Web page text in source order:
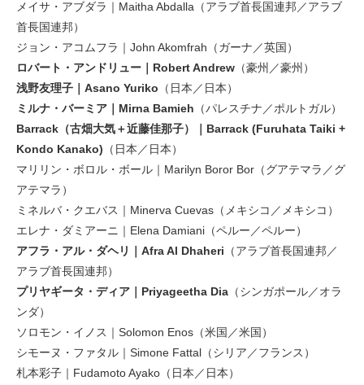
メイサ・アブダラ｜Maitha Abdalla（アラブ首長国連邦／アラブ
首長国連邦）
ジョン・アコムフラ｜John Akomfrah（ガーナ／英国）
ロバート・アンドリュー｜Robert Andrew （豪州／豪州）
浅野友理子｜Asano Yuriko （日本／日本）
ミルナ・バーミア｜Mirna Bamieh （パレスチナ／ポルトガル）
Barrack（古畑大気＋近藤佳那子）｜Barrack (Furuhata Taiki +
Kondo Kanako) （日本／日本）
マリリン・ボロル・ボール｜Marilyn Boror Bor（グアテマラ／グ
アテマラ）
ミネルバ・クエバス｜Minerva Cuevas（メキシコ／メキシコ）
エレナ・ダミアーニ｜Elena Damiani（ペルー／ペルー）
アフラ・アル・ダヘリ｜Afra Al Dhaheri （アラブ首長国連邦／
アラブ首長国連邦）
プリヤギータ・ディア｜Priyageetha Dia （シンガポール／オラ
ンダ）
ソロモン・イノス｜Solomon Enos（米国／米国）
シモーヌ・ファタル｜Simone Fattal（シリア／フランス）
札本彩子｜Fudamoto Ayako（日本／日本）